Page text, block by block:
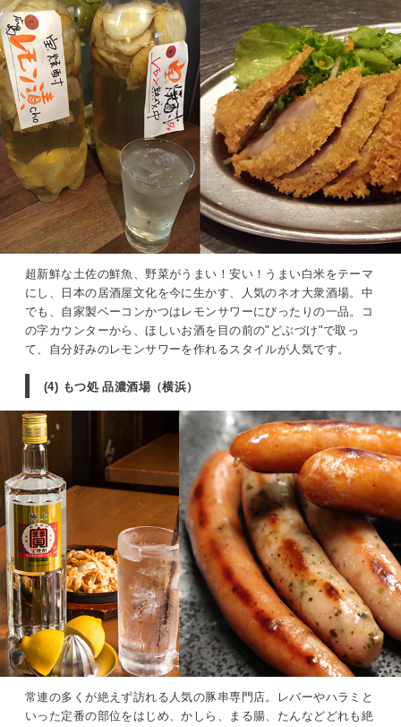
超新鮮な土佐の鮮魚、野菜がうまい！安い！うまい白米をテーマ
にし、日本の居酒屋文化を今に生かす、人気のネオ大衆酒場。中
でも、自家製ベーコンかつはレモンサワーにぴったりの一品。コ
の字カウンターから、ほしいお酒を目の前の"どぶづけ"で取っ
て、自分好みのレモンサワーを作れるスタイルが人気です。
(4) もつ処 品濃酒場（横浜）
常連の多くが絶えず訪れる人気の豚串専門店。レバーやハラミと
いった定番の部位をはじめ、かしら、まる腸、たんなどどれも絶